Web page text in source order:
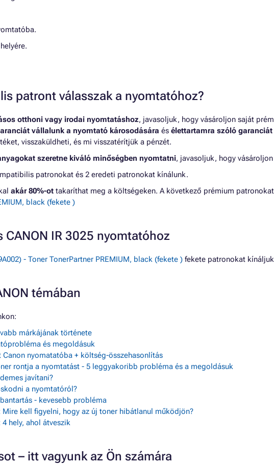
patront válasszak a nyomtatóhoz?
otthoni vagy irodai nyomtatáshoz, javasoljuk, hogy vásároljon saját
vállalunk a nyomtató károsodására és élettartamra szóló garanciát
visszaküldheti, és mi visszatérítjük a pénzét.
szeretne kiváló minőségben nyomtatni, javasoljuk, hogy vásároljon
patronokat és 2 eredeti patronokat kínálunk.
akár 80%-ot takaríthat meg a költségeken. A következő prémium
black (fekete )
IR 3025 nyomtatóhoz
- Toner TonerPartner PREMIUM, black (fekete ) fekete patronokat
témában
márkájának története
és megoldásuk
nyomatatóba + költség-összehasonlítás
rontja a nyomtatást - 5 leggyakoribb probléma és a megoldásuk
javítani?
a nyomtatóról?
- kevesebb probléma
kell figyelni, hogy az új toner hibátlanul működjön?
hely, ahol átveszik
– itt vagyunk az Ön számára